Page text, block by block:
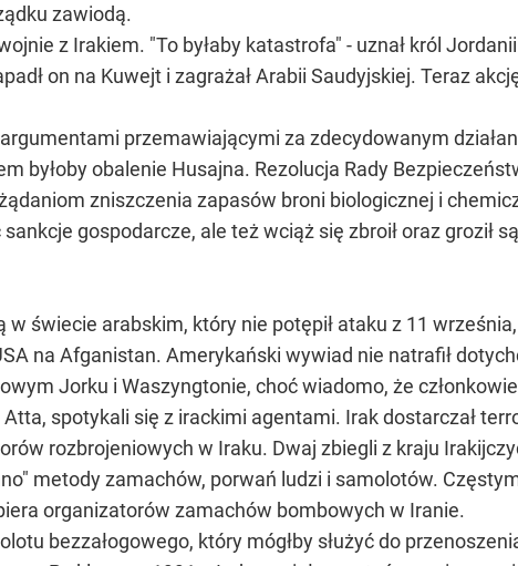
zawiodą.
z Irakiem. "To byłaby katastrofa" - uznał król
on na Kuwejt i zagrażał Arabii Saudyjskiej. Teraz
przemawiającymi za zdecydowanym
byłoby obalenie Husajna. Rezolucja Rady
zniszczenia zapasów broni biologicznej i
gospodarcze, ale też wciąż się zbroił oraz groził
w świecie arabskim, który nie potępił ataku z 11
na Afganistan. Amerykański wywiad nie natrafił
Jorku i Waszyngtonie, choć wiadomo, że
spotykali się z irackimi agentami. Irak dostarczał
rozbrojeniowych w Iraku. Dwaj zbiegli z kraju
metody zamachów, porwań ludzi i samolotów.
organizatorów zamachów bombowych w Iranie.
bezzałogowego, który mógłby służyć do